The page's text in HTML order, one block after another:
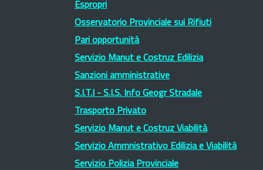
Espropri
Osservatorio Provinciale sui Rifiuti
Pari opportunità
Servizio Manut e Costruz Edilizia
Sanzioni amministrative
S.I.T.I - S.I.S. Info Geogr Stradale
Trasporto Privato
Servizio Manut e Costruz Viabilità
Servizio Ammnistrativo Edilizia e Viabilità
Servizio Polizia Provinciale